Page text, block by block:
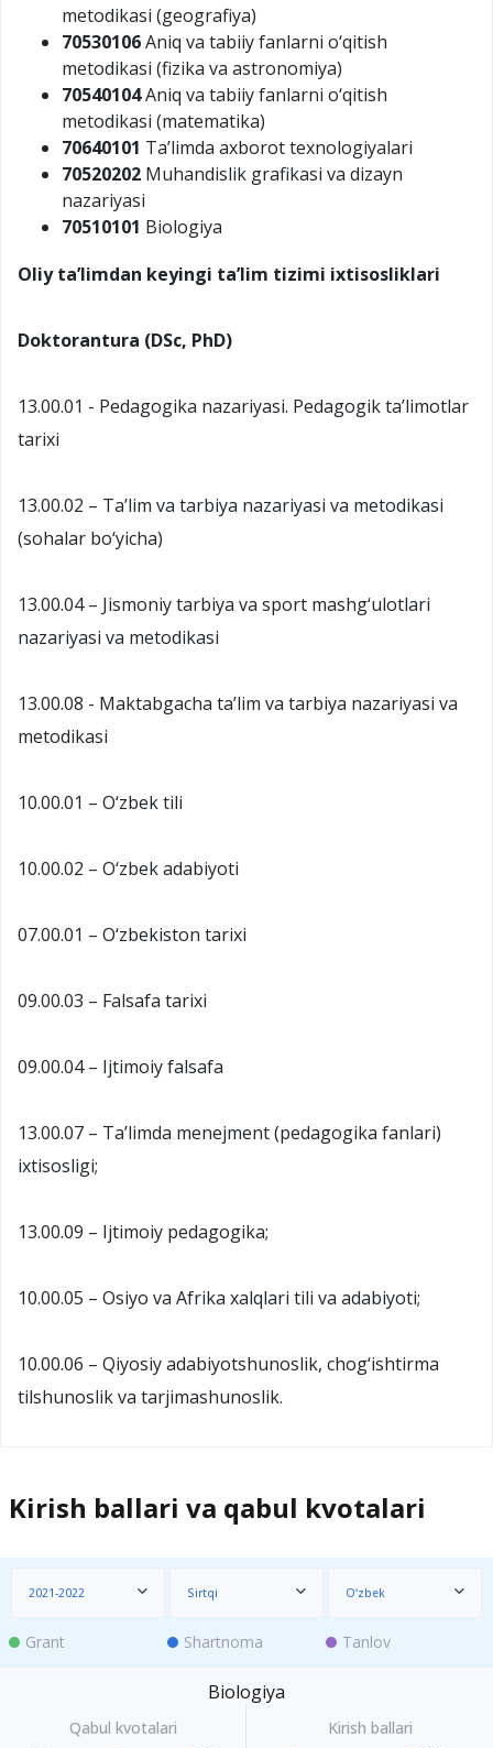
metodikasi (geografiya)
70530106Aniq va tabiiy fanlarni o‘qitish
metodikasi (fizika va astronomiya)
70540104Aniq va tabiiy fanlarni o‘qitish
metodikasi (matematika)
70640101 Ta’limda axborot texnologiyalari
70520202 Muhandislik grafikasi va dizayn
nazariyasi
70510101 Biologiya
Oliy ta’limdan keyingi ta’lim tizimi ixtisosliklari
Doktorantura (DSc, PhD)
13.00.01 - Pedagogika nazariyasi. Pedagogik ta’limotlar
tarixi
13.00.02 – Ta’lim va tarbiya nazariyasi va metodikasi
(sohalar bo‘yicha)
13.00.04 – Jismoniy tarbiya va sport mashg‘ulotlari
nazariyasi va metodikasi
13.00.08 - Maktabgacha ta’lim va tarbiya nazariyasi va
metodikasi
10.00.01 – O‘zbek tili
10.00.02 – O‘zbek adabiyoti
07.00.01 – O‘zbekiston tarixi
09.00.03 – Falsafa tarixi
09.00.04 – Ijtimoiy falsafa
13.00.07 – Ta’limda menejment (pedagogika fanlari)
ixtisosligi;
13.00.09 – Ijtimoiy pedagogika;
10.00.05 – Osiyo va Afrika xalqlari tili va adabiyoti;
10.00.06 – Qiyosiy adabiyotshunoslik, chog‘ishtirma
tilshunoslik va tarjimashunoslik.
Kirish ballari va qabul kvotalari
2021-2022 Sirtqi O‘zbek
Grant Shartnoma Tanlov
Biologiya